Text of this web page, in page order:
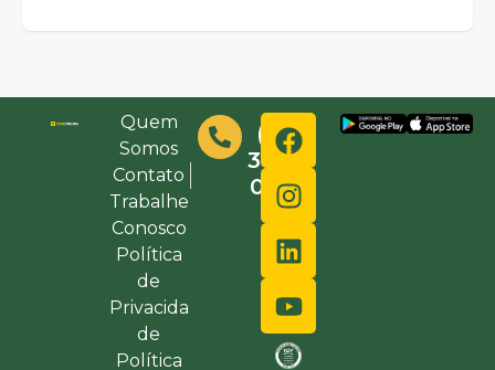
Quem
Somos
Contato
Trabalhe
Conosco
Política
de
Privacida
de
Política
(48)
3632-
0000